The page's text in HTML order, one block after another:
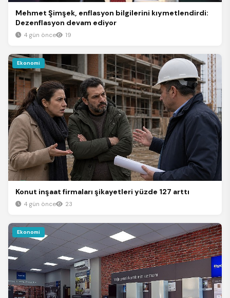
Mehmet Şimşek, enflasyon bilgilerini kıymetlendirdi:
Dezenflasyon devam ediyor
4 gün önce 19
Ekonomi
Konut inşaat firmaları şikayetleri yüzde 127 arttı
4 gün önce 23
Ekonomi